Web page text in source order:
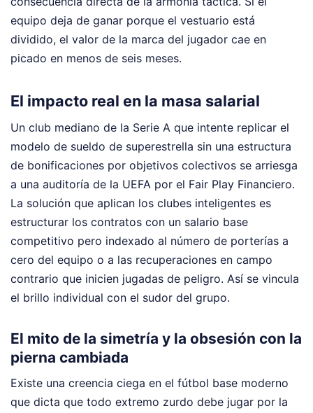
equipo deja de ganar porque el vestuario está
dividido, el valor de la marca del jugador cae en
picado en menos de seis meses.
El impacto real en la masa salarial
Un club mediano de la Serie A que intente replicar el
modelo de sueldo de superestrella sin una estructura
de bonificaciones por objetivos colectivos se arriesga
a una auditoría de la UEFA por el Fair Play Financiero.
La solución que aplican los clubes inteligentes es
estructurar los contratos con un salario base
competitivo pero indexado al número de porterías a
cero del equipo o a las recuperaciones en campo
contrario que inicien jugadas de peligro. Así se vincula
el brillo individual con el sudor del grupo.
El mito de la simetría y la obsesión con la
pierna cambiada
Existe una creencia ciega en el fútbol base moderno
que dicta que todo extremo zurdo debe jugar por la